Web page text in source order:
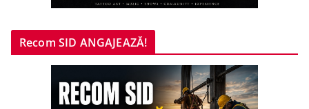
Recom SID ANGAJEAZĂ!